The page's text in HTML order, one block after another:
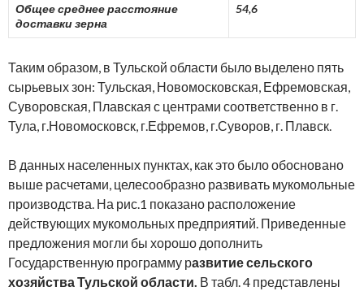
Общее среднее расстояние
доставки зерна
54,6
Таким образом, в Тульской области было выделено пять
сырьевых зон: Тульская, Новомосковская, Ефремовская,
Суворовская, Плавская с центрами соответственно в г.
Тула, г.Новомосковск, г.Ефремов, г.Суворов, г. Плавск.
В данных населенных пунктах, как это было обосновано
выше расчетами, целесообразно развивать мукомольные
производства. На рис.1 показано расположение
действующих мукомольных предприятий. Приведенные
предложения могли бы хорошо дополнить
Государственную программу развитие сельского
хозяйства Тульской области. В табл. 4 представлены